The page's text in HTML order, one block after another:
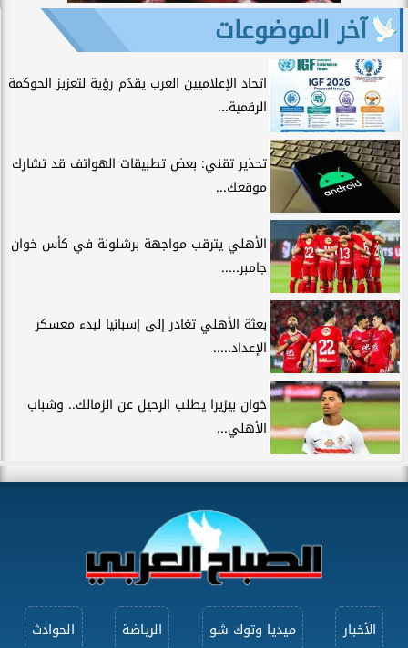
آخر الموضوعات
اتحاد الإعلاميين العرب يقدّم رؤية لتعزيز الحوكمة
الرقمية...
تحذير تقني: بعض تطبيقات الهواتف قد تشارك
موقعك...
الأهلي يترقب مواجهة برشلونة في كأس خوان
جامبر.....
بعثة الأهلي تغادر إلى إسبانيا لبدء معسكر
الإعداد.....
خوان بيزيرا يطلب الرحيل عن الزمالك.. وشباب
الأهلي...
الأخبار ميديا وتوك شو الرياضة الحوادث